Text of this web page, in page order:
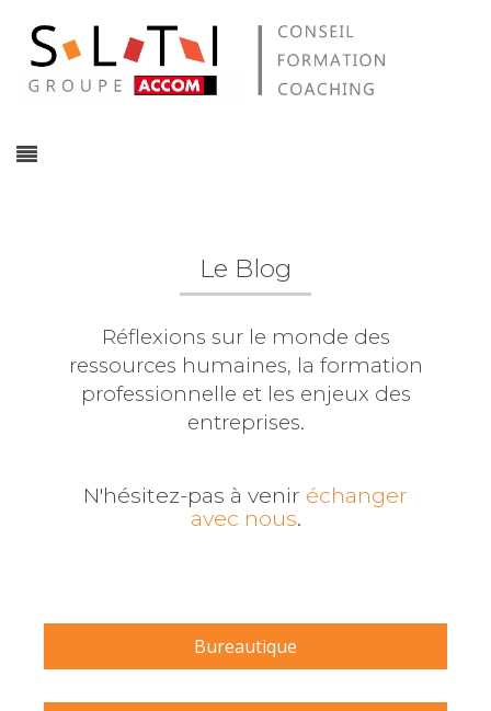
Le Blog
Réflexions sur le monde des
ressources humaines, la formation
professionnelle et les enjeux des
entreprises.
N'hésitez-pas à venir échanger
avec nous.
Bureautique